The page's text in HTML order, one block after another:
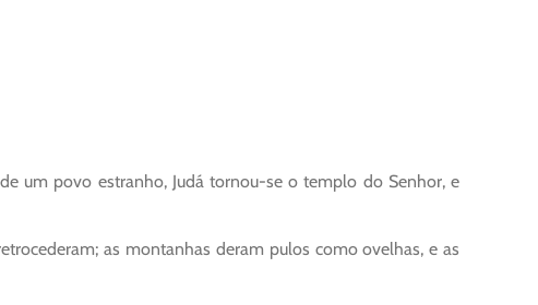
um povo estranho, Judá tornou-se o templo do Senhor, e
as montanhas deram pulos como ovelhas, e as